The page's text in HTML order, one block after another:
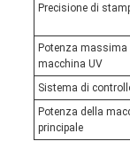
Precisione di
Potenza massima
macchina UV
Sistema di
Potenza della
principale